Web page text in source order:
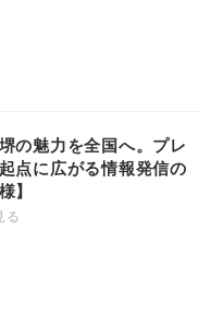
の魅力を全国へ。プレ
点に広がる情報発信の
】
る